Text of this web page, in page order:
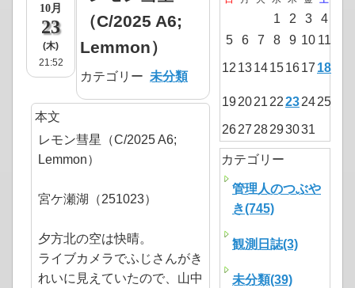
10月
23
(木)
21:52
（C/2025 A6;
Lemmon）
カテゴリー 未分類
本文
レモン彗星（C/2025 A6;
Lemmon）
宮ケ瀬湖（251023）
夕方北の空は快晴。
ライブカメラでふじさんがき
れいに見えていたので、山中
1 2 3
4
5
6 7 8 9 10 11
12 1314151617 18
192021 22232425
2627 28293031
カテゴリー
管理人のつぶや
き(745)
観測日誌(3)
未分類(39)